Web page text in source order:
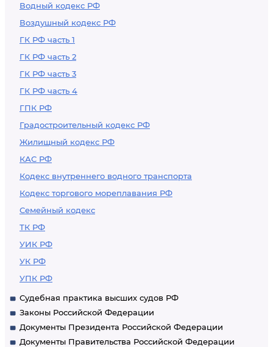
Водный кодекс РФ
Воздушный кодекс РФ
ГК РФ часть 1
ГК РФ часть 2
ГК РФ часть 3
ГК РФ часть 4
ГПК РФ
Градостроительный кодекс РФ
Жилищный кодекс РФ
КАС РФ
Кодекс внутреннего водного транспорта
Кодекс торгового мореплавания РФ
Семейный кодекс
ТК РФ
УИК РФ
УК РФ
УПК РФ
Судебная практика высших судов РФ
Законы Российской Федерации
Документы Президента Российской Федерации
Документы Правительства Российской Федерации